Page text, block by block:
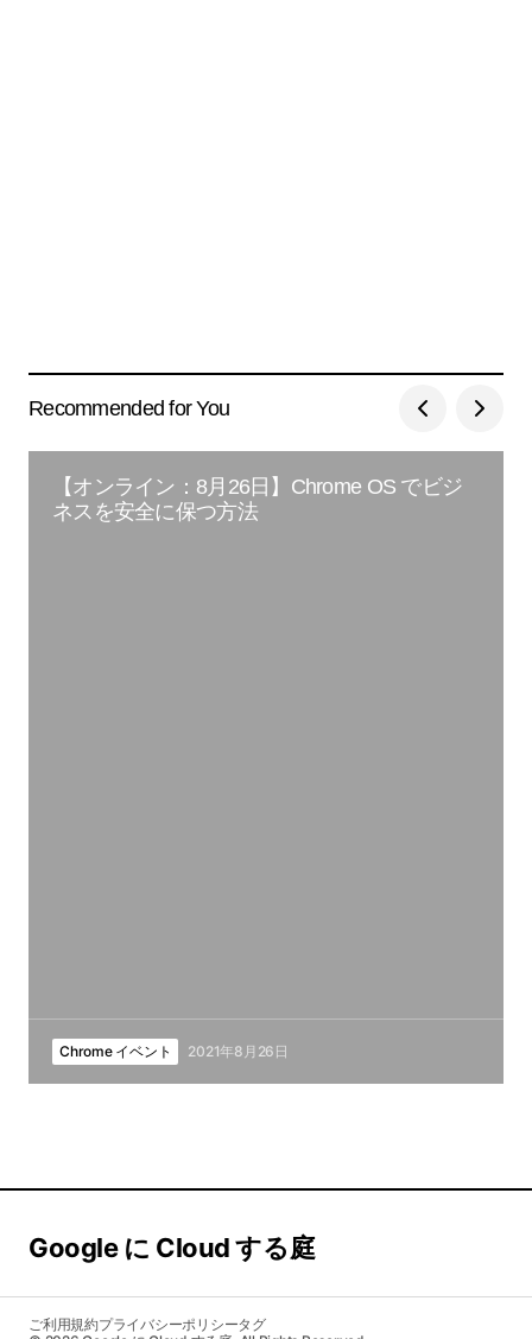
Recommended for You
【オンライン：8月26日】Chrome OS でビジ
ネスを安全に保つ方法
Chrome イベント 2021年8月26日
Google に Cloud する庭
ご利用規約プライバシーポリシータグ